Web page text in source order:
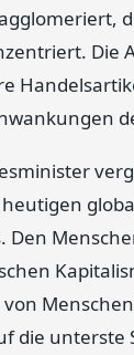
Die
Den
die